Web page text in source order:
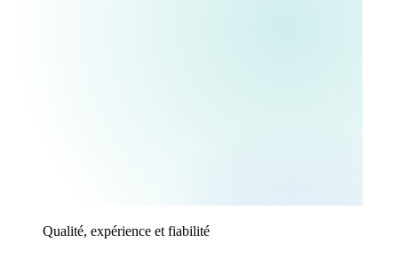
Qualité, expérience et fiabilité